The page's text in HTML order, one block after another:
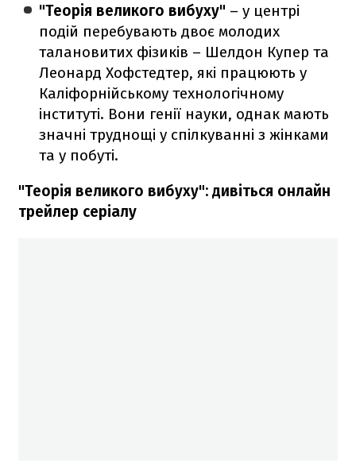
"Теорія великого вибуху" – у центрі
подій перебувають двоє молодих
талановитих фізиків – Шелдон Купер та
Леонард Хофстедтер, які працюють у
Каліфорнійському технологічному
інституті. Вони генії науки, однак мають
значні труднощі у спілкуванні з жінками
та у побуті.
"Теорія великого вибуху": дивіться онлайн
трейлер серіалу